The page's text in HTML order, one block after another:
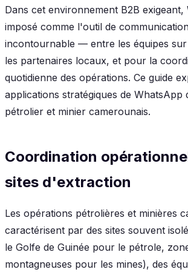
Dans cet environnement B2B
imposé comme l'outil de
incontournable — entre les équipes
les partenaires locaux, et pour la
quotidienne des opérations. Ce guide
applications stratégiques de WhatsApp
pétrolier et minier camerounais.
Coordination
sites d'extraction
Les opérations pétrolières et minières
caractérisent par des sites souvent
le Golfe de Guinée pour le pétrole,
montagneuses pour les mines), des